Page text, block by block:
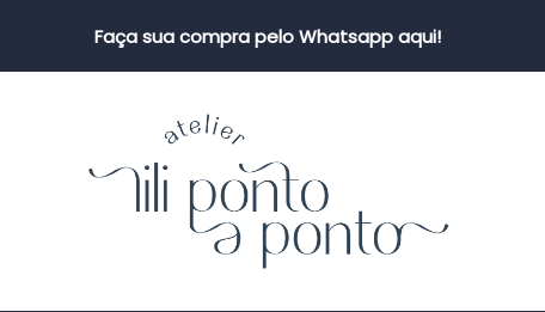
Faça sua compra pelo Whatsapp aqui!